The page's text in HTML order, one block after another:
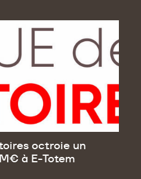
octroie un
à E-Totem